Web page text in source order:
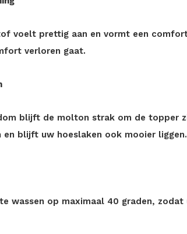
voelt prettig aan en vormt een
verloren gaat.
blijft de molton strak om de topper
blijft uw hoeslaken ook mooier liggen.
wassen op maximaal 40 graden,